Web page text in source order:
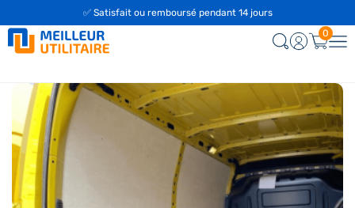
✅ Satisfait ou remboursé pendant 14 jours
0